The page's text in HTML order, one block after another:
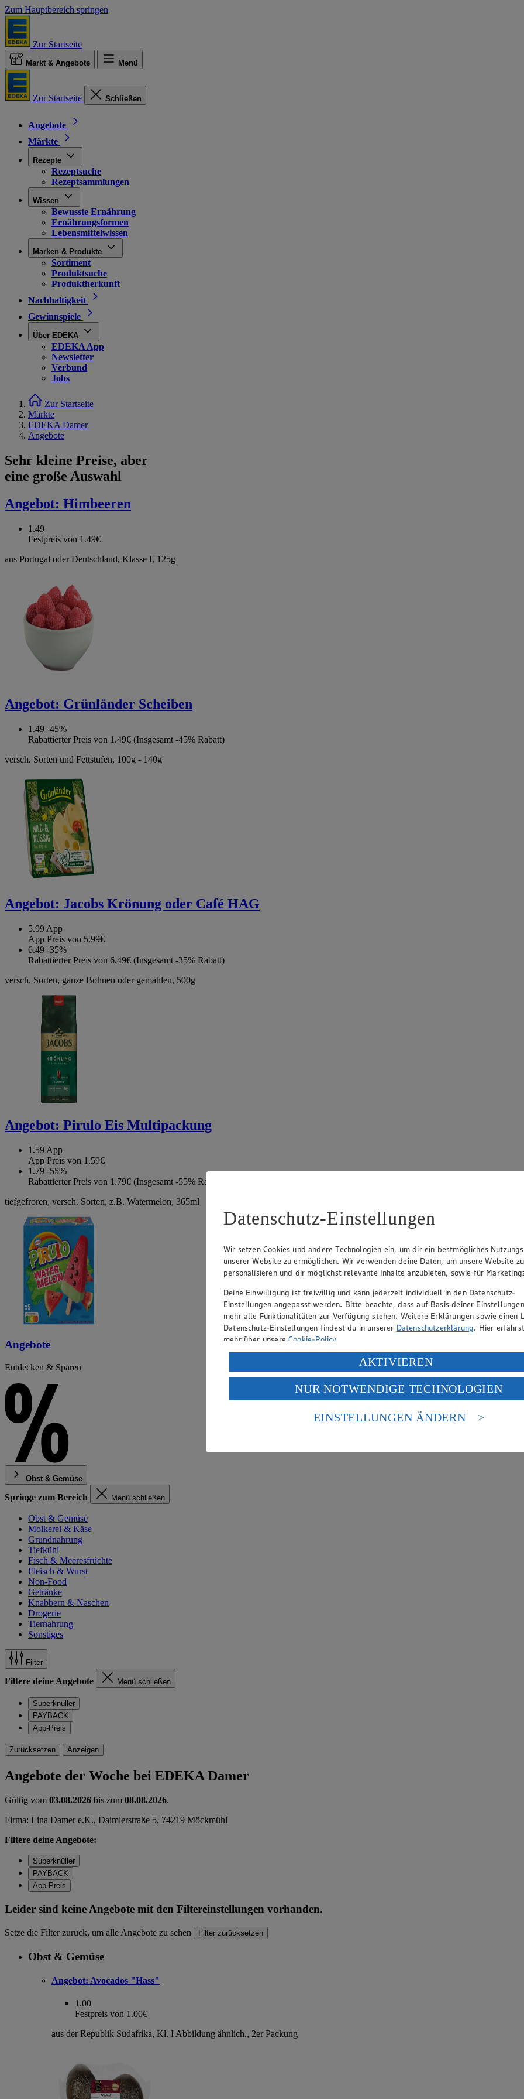
Zum Hauptbereich springen
Zur Startseite
Markt & Angebote Menü
Zur Startseite Schließen
Angebote
Märkte
Rezepte
Rezeptsuche
Rezeptsammlungen
Wissen
Bewusste Ernährung
Ernährungsformen
Lebensmittelwissen
Marken & Produkte
Sortiment
Produktsuche
Produktherkunft
Nachhaltigkeit
Gewinnspiele
Über EDEKA
EDEKA App
Newsletter
Verbund
Jobs
Zur Startseite
Märkte
EDEKA Damer
Angebote
Sehr kleine Preise, aber
eine große Auswahl
Angebot: Himbeeren
1.49
Festpreis von 1.49€
aus Portugal oder Deutschland, Klasse I, 125g
Angebot: Grünländer Scheiben
1.49 -45%
Rabattierter Preis von 1.49€ (Insgesamt -45% Rabatt)
versch. Sorten und Fettstufen, 100g - 140g
Angebot: Jacobs Krönung oder Café HAG
5.99 App
App Preis von 5.99€
6.49 -35%
Rabattierter Preis von 6.49€ (Insgesamt -35% Rabatt)
versch. Sorten, ganze Bohnen oder gemahlen, 500g
Angebot: Pirulo Eis Multipackung
1.59 App
App Preis von 1.59€
1.79 -55%
Rabattierter Preis von 1.79€ (Insgesamt -55% Rabatt)
tiefgefroren, versch. Sorten, z.B. Watermelon, 365ml
Angebote
Entdecken & Sparen
Obst & Gemüse
Springe zum Bereich Menü schließen
Obst & Gemüse
Molkerei & Käse
Grundnahrung
Tiefkühl
Fisch & Meeresfrüchte
Fleisch & Wurst
Non-Food
Getränke
Knabbern & Naschen
Drogerie
Tiernahrung
Sonstiges
Filter
Filtere deine Angebote Menü schließen
Superknüller
PAYBACK
App-Preis
Zurücksetzen Anzeigen
Angebote der Woche bei EDEKA Damer
Gültig vom 03.08.2026 bis zum 08.08.2026.
Firma: Lina Damer e.K., Daimlerstraße 5, 74219 Möckmühl
Filtere deine Angebote:
Superknüller
PAYBACK
App-Preis
Leider sind keine Angebote mit den Filtereinstellungen vorhanden.
Setze die Filter zurück, um alle Angebote zu sehen Filter zurücksetzen
Obst & Gemüse
Angebot: Avocados "Hass"
1.00
Festpreis von 1.00€
aus der Republik Südafrika, Kl. I Abbildung ähnlich., 2er Packung
Datenschutz-Einstellungen
Wir setzen Cookies und andere Technologien ein, um dir ein bestmögliches
unserer Website zu ermöglichen. Wir verwenden deine Daten, um unsere Website zu
personalisieren und dir möglichst relevante Inhalte anzubieten, sowie für
Deine Einwilligung ist freiwillig und kann jederzeit individuell in den Datenschutz-
Einstellungen angepasst werden. Bitte beachte, dass auf Basis deiner
mehr alle Funktionalitäten zur Verfügung stehen. Weitere Erklärungen sowie einen
Datenschutz-Einstellungen findest du in unserer Datenschutzerklärung. Hier
mehr über unsereCookie-Policy.
Verarbeitung deiner personenbezogenen Daten in den USA durch Facebook und
Wenn du auf „Aktivieren“ klickst, willigst du im Sinne des Art. 49 Abs. 1 Satz 1 lit.
ein, dass deine Daten in den USA verarbeitet werden. Der EuGH sieht die USA als
einem nach europäischen Standards nicht angemessenen Datenschutzniveau an. Es
Risiko eines Zugriffs durch US-amerikanische Behörden.
AKTIVIEREN
NUR NOTWENDIGE TECHNOLOGIEN
EINSTELLUNGEN ÄNDERN